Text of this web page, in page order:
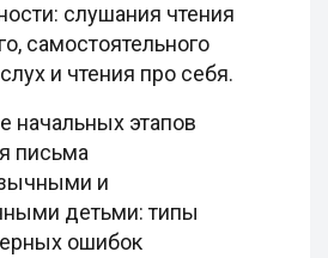
слушания чтения
самостоятельного
и чтения про себя.
начальных этапов
письма
и
детьми: типы
ошибок